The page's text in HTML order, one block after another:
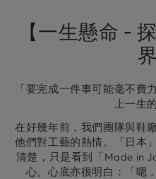
【一生懸命 -
「要完成一件事可能毫不費
上一生
在好幾年前，我們團隊與鞋
他們對工藝的熱情。「日本
清楚，只是看到「Made in
心。心底亦很明白：「嗯